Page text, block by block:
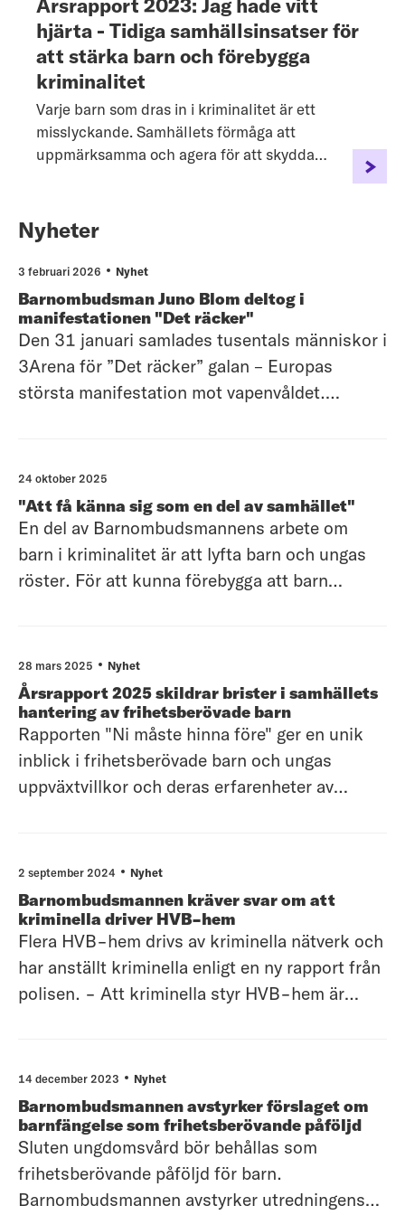
Årsrapport 2023: Jag hade vitt
hjärta - Tidiga samhällsinsatser för
att stärka barn och förebygga
kriminalitet
Varje barn som dras in i kriminalitet är ett
misslyckande. Samhällets förmåga att
uppmärksamma och agera för att skydda
Nyheter
3 februari 2026 Nyhet
Barnombudsman Juno Blom deltog i
manifestationen "Det räcker"
Den 31 januari samlades tusentals människor i
3Arena för ”Det räcker” galan – Europas
största manifestation mot vapenvåldet.
behöva växa upp i våldsutsatthet.
24 oktober 2025
"Att få känna sig som en del av samhället"
En del av Barnombudsmannens arbete om
barn i kriminalitet är att lyfta barn och ungas
röster. För att kunna förebygga att barn
erfarenheter.
28 mars 2025 Nyhet
Årsrapport 2025 skildrar brister i samhällets
hantering av frihetsberövade barn
Rapporten "Ni måste hinna före" ger en unik
inblick i frihetsberövade barn och ungas
uppväxtvillkor och deras erfarenheter av
och unga samt en enkät.
2 september 2024 Nyhet
Barnombudsmannen kräver svar om att
kriminella driver HVB-hem
Flera HVB-hem drivs av kriminella nätverk och
har anställt kriminella enligt en ny rapport från
polisen. - Att kriminella styr HVB-hem är
Juno Blom, barnombudsman.
Barnombudsmannen har kallat
tillsynsmyndighete
14 december 2023 Nyhet
Barnombudsmannen avstyrker förslaget om
barnfängelse som frihetsberövande påföljd
Sluten ungdomsvård bör behållas som
frihetsberövande påföljd för barn.
Barnombudsmannen avstyrker utredningens